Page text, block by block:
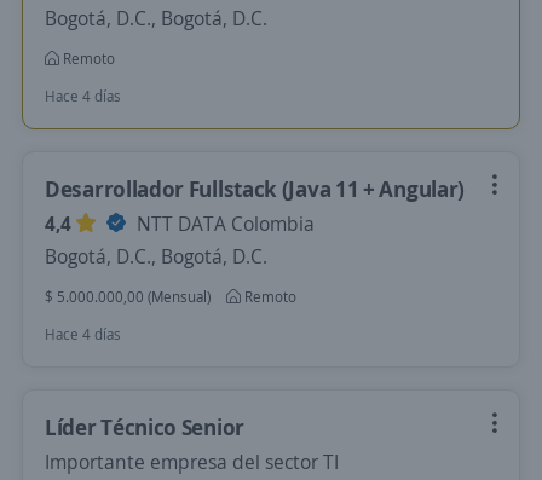
Bogotá, D.C., Bogotá, D.C.
Remoto
Hace 4 días
Desarrollador Fullstack (Java 11 + Angular)
4,4
NTT DATA Colombia
Bogotá, D.C., Bogotá, D.C.
$ 5.000.000,00 (Mensual)
Remoto
Hace 4 días
Líder Técnico Senior
Importante empresa del sector TI